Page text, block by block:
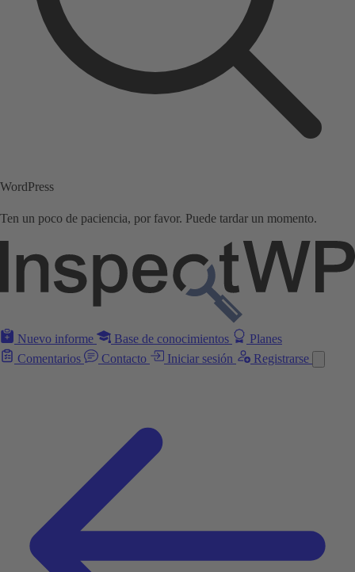
WordPress
Ten un poco de paciencia, por favor. Puede tardar un momento.
Nuevo informe Base de conocimientos
Planes
Comentarios
Contacto Iniciar sesión Registrarse